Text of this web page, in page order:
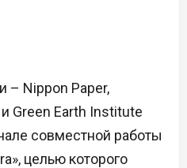
– Nippon Paper,
Green Earth Institute
совместной работы
целью которого